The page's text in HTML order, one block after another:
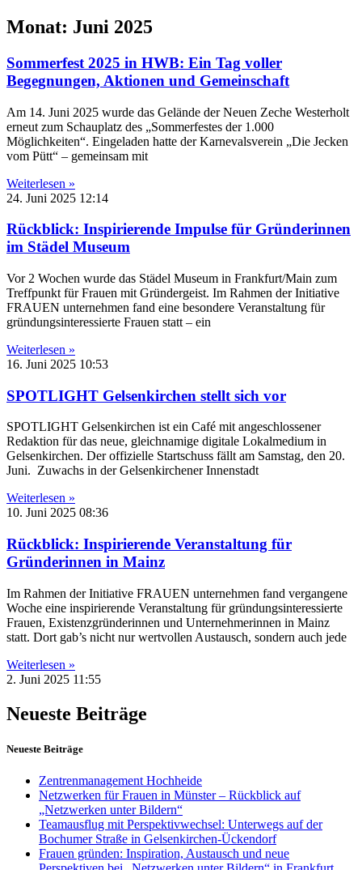
Monat: Juni 2025
Sommerfest 2025 in HWB: Ein Tag voller
Begegnungen, Aktionen und Gemeinschaft
Am 14. Juni 2025 wurde das Gelände der Neuen Zeche Westerholt
erneut zum Schauplatz des „Sommerfestes der 1.000
Möglichkeiten“. Eingeladen hatte der Karnevalsverein „Die Jecken
vom Pütt“ – gemeinsam mit
Weiterlesen »
24. Juni 2025 12:14
Rückblick: Inspirierende Impulse für Gründerinnen
im Städel Museum
Vor 2 Wochen wurde das Städel Museum in Frankfurt/Main zum
Treffpunkt für Frauen mit Gründergeist. Im Rahmen der Initiative
FRAUEN unternehmen fand eine besondere Veranstaltung für
gründungsinteressierte Frauen statt – ein
Weiterlesen »
16. Juni 2025 10:53
SPOTLIGHT Gelsenkirchen stellt sich vor
SPOTLIGHT Gelsenkirchen ist ein Café mit angeschlossener
Redaktion für das neue, gleichnamige digitale Lokalmedium in
Gelsenkirchen. Der offizielle Startschuss fällt am Samstag, den 20.
Juni. Zuwachs in der Gelsenkirchener Innenstadt
Weiterlesen »
10. Juni 2025 08:36
Rückblick: Inspirierende Veranstaltung für
Gründerinnen in Mainz
Im Rahmen der Initiative FRAUEN unternehmen fand vergangene
Woche eine inspirierende Veranstaltung für gründungsinteressierte
Frauen, Existenzgründerinnen und Unternehmerinnen in Mainz
statt. Dort gab’s nicht nur wertvollen Austausch, sondern auch jede
Weiterlesen »
2. Juni 2025 11:55
Neueste Beiträge
Neueste Beiträge
Zentrenmanagement Hochheide
Netzwerken für Frauen in Münster – Rückblick auf
„Netzwerken unter Bildern“
Teamausflug mit Perspektivwechsel: Unterwegs auf der
Bochumer Straße in Gelsenkirchen-Ückendorf
Frauen gründen: Inspiration, Austausch und neue